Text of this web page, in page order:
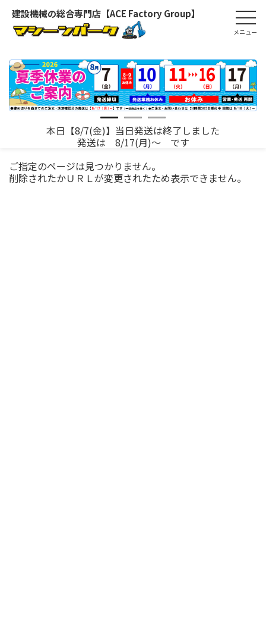
建設機械の総合専門店【ACE Factory Group】
本日【8/7(金)】当日発送は終了しました
発送は 8/17(月)～ です
ご指定のページは見つかりません。
削除されたかＵＲＬが変更されたため表示できません。